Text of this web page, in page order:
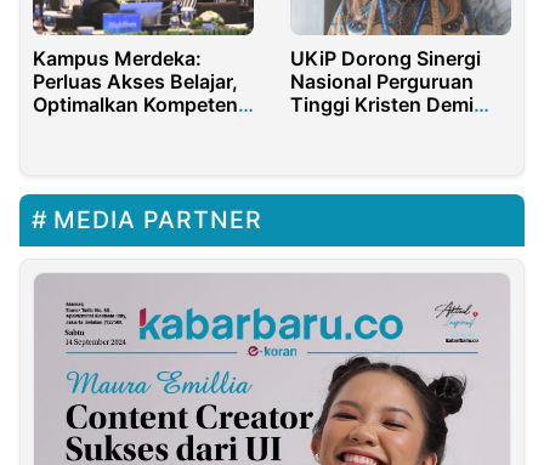
Kampus Merdeka:
Perluas Akses Belajar,
Optimalkan Kompetensi
UKiP Dorong Sinergi
Nasional Perguruan
Tinggi Kristen Demi
MEDIA PARTNER